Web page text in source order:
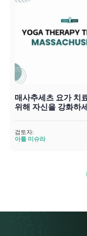
매사추세츠 요가 치
위해 자신을 강화하
검토자:
아툴 미슈라